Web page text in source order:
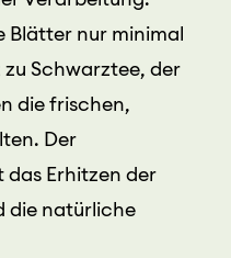
Blätter nur minimal
Schwarztee, der
die frischen,
Der
Erhitzen der
die natürliche